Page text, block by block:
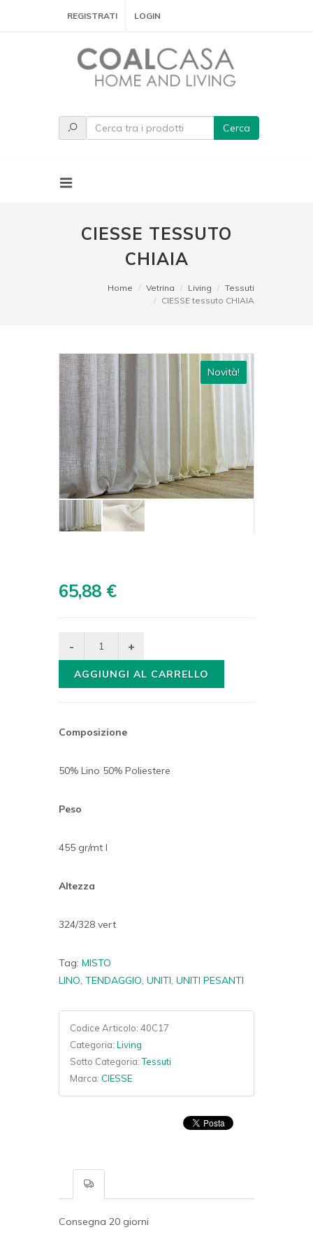
REGISTRATI LOGIN
Cerca
CIESSE TESSUTO
CHIAIA
Home Vetrina Living
Tessuti
CIESSE tessuto CHIAIA
Novità!
65,88 €
AGGIUNGI AL CARRELLO
Composizione
50% Lino 50% Poliestere
Peso
455 gr/mt l
Altezza
324/328 vert
Tag: MISTO
LINO, TENDAGGIO, UNITI, UNITI PESANTI
Codice Articolo: 40C17
Categoria: Living
Sotto Categoria:Tessuti
Marca: CIESSE
Consegna 20 giorni